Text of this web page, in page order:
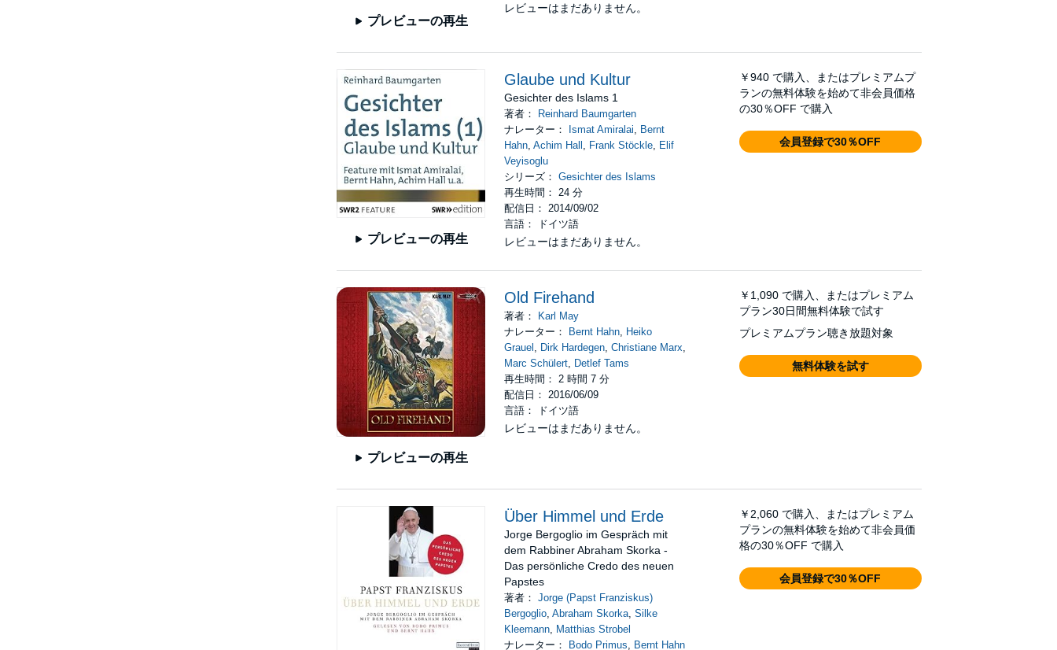
プレビューの再生
レビューはまだありません。
プレビューの再生
Glaube und Kultur
Gesichter des Islams 1
著者：
Reinhard Baumgarten
ナレーター：
Ismat Amiralai
Bernt
Hahn ,Achim Hall Frank Stöckle
Elif
Veyisoglu
シリーズ：Gesichter des Islams
再生時間： 24 分
配信日： 2014/09/02
言語： ドイツ語
レビューはまだありません。
￥940 で購入、またはプレミアムプ
ランの無料体験を始めて非会員価格
の30％OFF で購入
会員登録で30％OFF
プレビューの再生
Old Firehand
著者：
Karl May
ナレーター：
Bernt Hahn, Heiko
Grauel , Dirk Hardegen,Christiane Marx,
Marc Schülert, Detlef Tams
再生時間： 2 時間 7 分
配信日： 2016/06/09
言語： ドイツ語
レビューはまだありません。
￥1,090 で購入、またはプレミアム
プラン30日間無料体験で試す
プレミアムプラン聴き放題対象
無料体験を試す
Über Himmel und Erde
Jorge Bergoglio im Gespräch mit
dem Rabbiner Abraham Skorka -
Das persönliche Credo des neuen
Papstes
著者：Jorge (Papst Franziskus)
Bergoglio ,Abraham Skorka ,Silke
Kleemann Matthias Strobel
ナレーター： Bodo Primus
Bernt Hahn
￥2,060 で購入、またはプレミアム
プランの無料体験を始めて非会員価
格の30％OFF で購入
会員登録で30％OFF